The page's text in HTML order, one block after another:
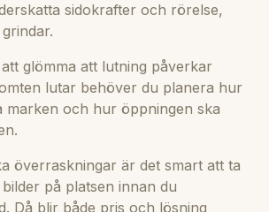
sidokrafter och rörelse,
glömma att lutning påverkar
lutar behöver du planera hur
marken och hur öppningen ska
överraskningar är det smart att ta
på platsen innan du
Då blir både pris och lösning